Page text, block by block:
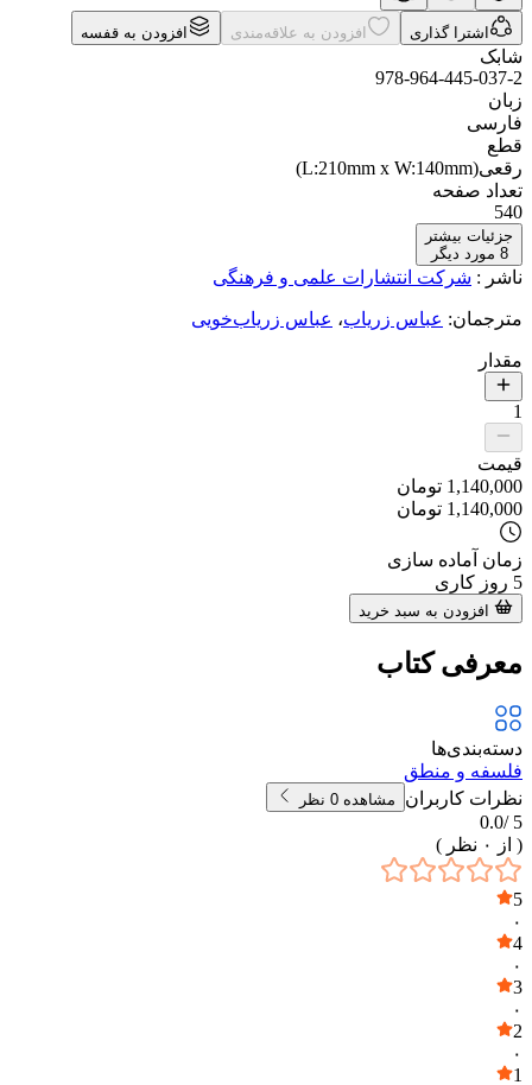
اشترا گذاری افزودن به علاقه‌مندی افزودن به قفسه
شابک
978-964-445-037-2
زبان
فارسی
قطع
رقعی(L:210mm x W:140mm)
تعداد صفحه
540
جزئیات بیشتر
8 مورد دیگر
ناشر : شرکت انتشارات علمی و فرهنگی
مترجمان: عباس زریاب، عباس زریاب‌خویی
مقدار
1
قیمت
1,140,000 تومان
1,140,000 تومان
زمان آماده سازی
5 روز کاری
افزودن به سبد خرید
معرفی کتاب
دسته‌بندی‌ها
فلسفه و منطق
نظرات کاربران
مشاهده 0 نظر
5 /
0.0
( از
۰ نظر )
5
۰
4
۰
3
۰
2
۰
1